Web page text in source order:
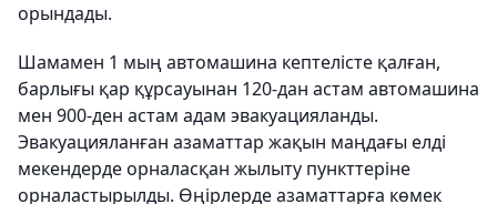
орындады.
Шамамен 1 мың автомашина кептелісте қалған,
барлығы қар құрсауынан 120-дан астам автомашина
мен 900-ден астам адам эвакуацияланды.
Эвакуацияланған азаматтар жақын маңдағы елді
мекендерде орналасқан жылыту пункттеріне
орналастырылды. Өңірлерде азаматтарға көмек